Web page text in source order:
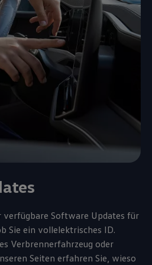
verfügbare Software Updates für
Sie ein vollelektrisches ID.
Verbrennerfahrzeug oder
Seiten erfahren Sie, wieso